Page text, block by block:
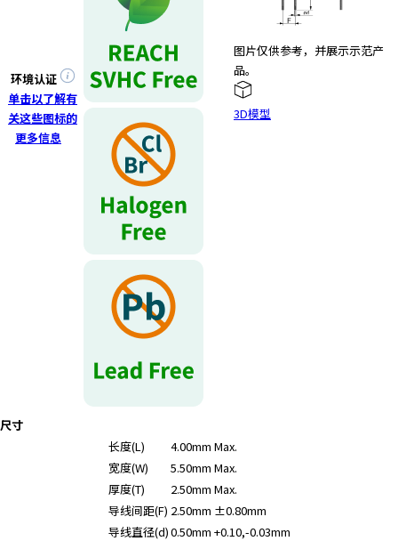
环境认证
单击以了解有
关这些图标的
更多信息
图片仅供参考，并展示示范产
品。
3D模型
尺寸
长度(L)
4.00mm Max.
宽度(W)
5.50mm Max.
厚度(T)
2.50mm Max.
导线间距(F) 2.50mm ±0.80mm
导线直径(d)0.50mm +0.10,-0.03mm